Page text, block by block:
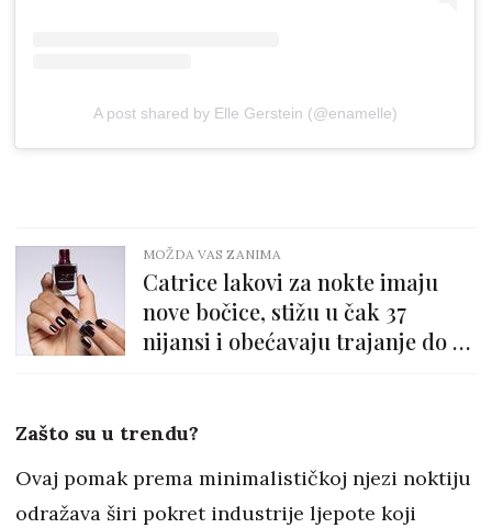
A post shared by Elle Gerstein (@enamelle)
MOŽDA VAS ZANIMA
Catrice lakovi za nokte imaju
nove bočice, stižu u čak 37
nijansi i obećavaju trajanje do 7
Zašto su u trendu?
Ovaj pomak prema minimalističkoj njezi noktiju
odražava širi pokret industrije ljepote koji